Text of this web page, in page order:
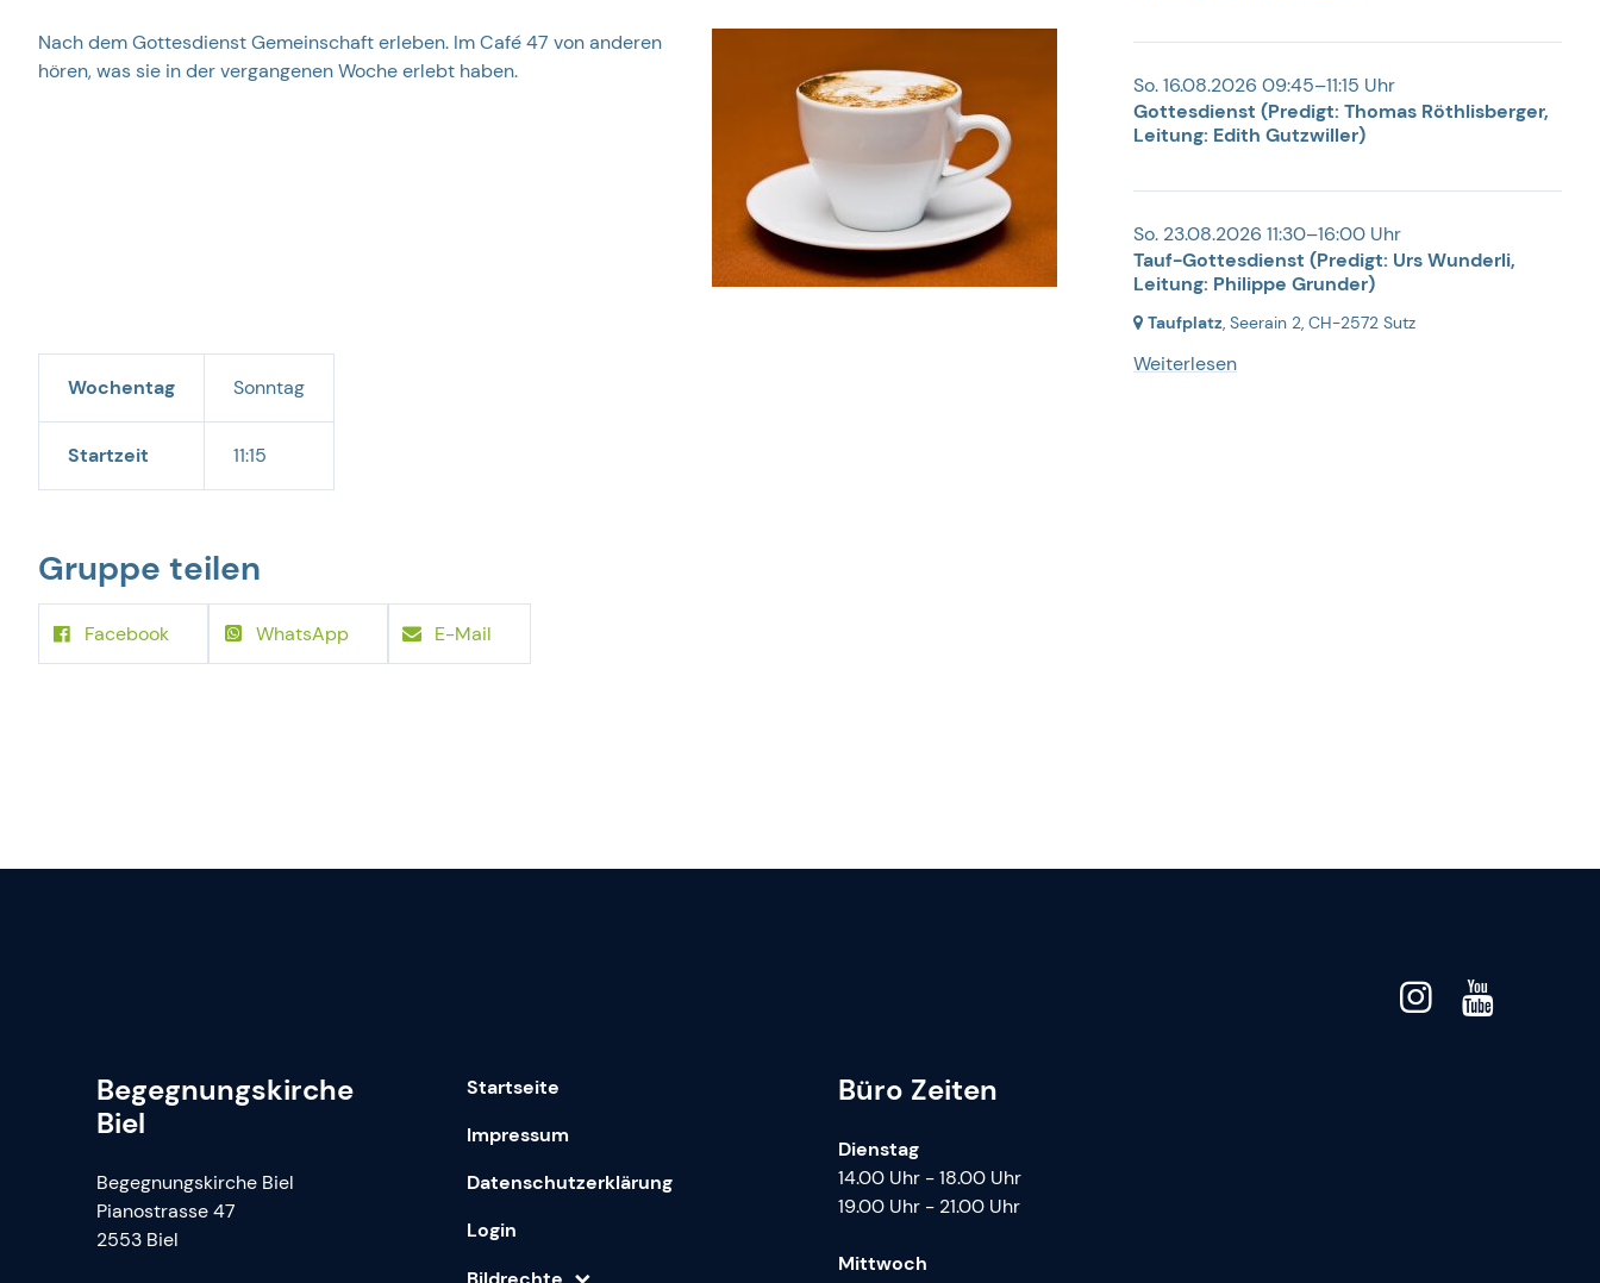
Nach dem Gottesdienst Gemeinschaft erleben. Im Café 47 von anderen
hören, was sie in der vergangenen Woche erlebt haben.
Wochentag Sonntag
Startzeit 11:15
Gruppe teilen
Facebook WhatsApp E-Mail
So. 16.08.2026 09:45–11:15 Uhr
Gottesdienst (Predigt: Thomas Röthlisberger,
Leitung: Edith Gutzwiller)
So. 23.08.2026 11:30–16:00 Uhr
Tauf-Gottesdienst (Predigt: Urs Wunderli,
Leitung: Philippe Grunder)
Taufplatz, Seerain 2, CH-2572 Sutz
Weiterlesen
Begegnungskirche
Biel
Begegnungskirche Biel
Pianostrasse 47
2553 Biel
Startseite
Impressum
Datenschutzerklärung
Login
Büro Zeiten
Dienstag
14.00 Uhr - 18.00 Uhr
19.00 Uhr - 21.00 Uhr
Mittwoch